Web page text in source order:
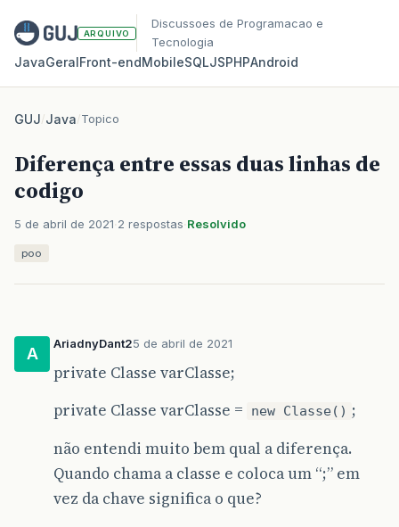
ARQUIVO
Discussoes de Programacao e
Tecnologia
JavaGeralFront‑endMobileSQLJSPHPAndroid
GUJ/Java/Topico
Diferença entre essas duas linhas de
codigo
5 de abril de 2021 2 respostas Resolvido
poo
A
AriadnyDant25 de abril de 2021
private Classe varClasse;
private Classe varClasse =
new Classe() ;
não entendi muito bem qual a diferença.
Quando chama a classe e coloca um “;” em
vez da chave significa o que?